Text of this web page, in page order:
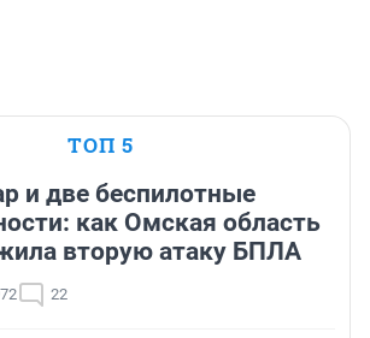
ТОП 5
и две беспилотные
как Омская область
вторую атаку БПЛА
22